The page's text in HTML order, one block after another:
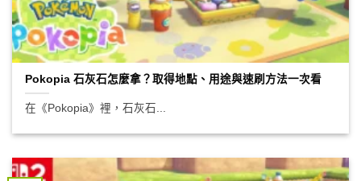
Pokopia 石灰石怎麼拿？取得地點、用途與速刷方法一次看
在《Pokopia》裡，石灰石...